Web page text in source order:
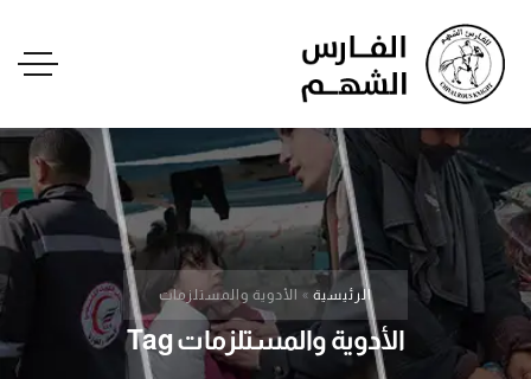
الرئيسية » الأدوية والمستلزمات
الأدوية والمستلزمات Tag